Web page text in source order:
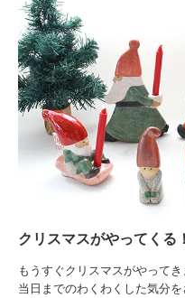
クリスマスがやってくる！
もうすぐクリスマスがやってき
当日までのわくわくした気分